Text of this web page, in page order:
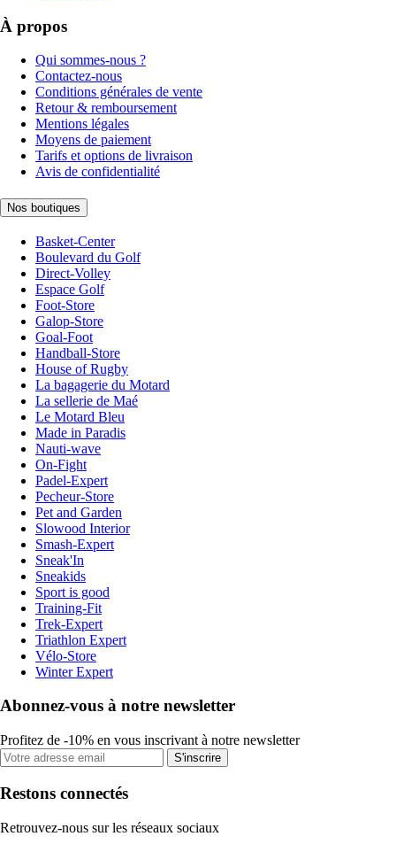
À propos
Qui sommes-nous ?
Contactez-nous
Conditions générales de vente
Retour & remboursement
Mentions légales
Moyens de paiement
Tarifs et options de livraison
Avis de confidentialité
Nos boutiques
Basket-Center
Boulevard du Golf
Direct-Volley
Espace Golf
Foot-Store
Galop-Store
Goal-Foot
Handball-Store
House of Rugby
La bagagerie du Motard
La sellerie de Maé
Le Motard Bleu
Made in Paradis
Nauti-wave
On-Fight
Padel-Expert
Pecheur-Store
Pet and Garden
Slowood Interior
Smash-Expert
Sneak'In
Sneakids
Sport is good
Training-Fit
Trek-Expert
Triathlon Expert
Vélo-Store
Winter Expert
Abonnez-vous à notre newsletter
Profitez de -10% en vous inscrivant à notre newsletter
S'inscrire
Restons connectés
Retrouvez-nous sur les réseaux sociaux